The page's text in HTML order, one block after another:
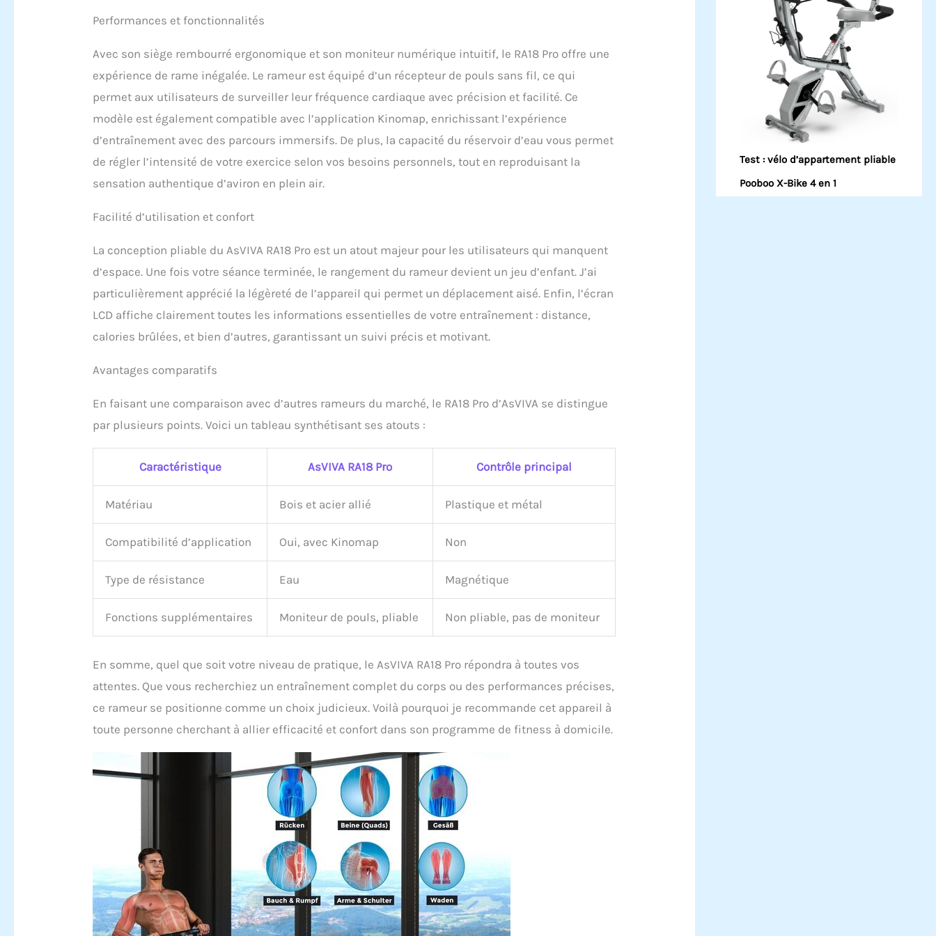
pour vous aider à développer vos muscles et à votre endurance.
Robuste, durable et de qualité supérieure - Rameur pour une
utilisation à long terme : le rameur d'eau AsVIVA RA18 est fabriqué
avec des matériaux de haute qualité qui garantissent une longue
durée de vie. Le design en bois et la construction robuste le rendent
particulièrement stable et résistant, même lors d'un entraînement
intensif à la maison. C'est le choix idéal pour une expérience de
Performances et fonctionnalités
Avec son siège rembourré ergonomique et son moniteur numérique intuitif, le RA18 Pro offre une
expérience de rame inégalée. Le rameur est équipé d’un récepteur de pouls sans fil, ce qui
permet aux utilisateurs de surveiller leur fréquence cardiaque avec précision et facilité. Ce
modèle est également compatible avec l’application Kinomap, enrichissant l’expérience
d’entraînement avec des parcours immersifs. De plus, la capacité du réservoir d’eau vous permet
de régler l’intensité de votre exercice selon vos besoins personnels, tout en reproduisant la
sensation authentique d’aviron en plein air.
Facilité d’utilisation et confort
La conception pliable du AsVIVA RA18 Pro est un atout majeur pour les utilisateurs qui manquent
d’espace. Une fois votre séance terminée, le rangement du rameur devient un jeu d’enfant. J’ai
particulièrement apprécié la légèreté de l’appareil qui permet un déplacement aisé. Enfin, l’écran
LCD affiche clairement toutes les informations essentielles de votre entraînement : distance,
calories brûlées, et bien d’autres, garantissant un suivi précis et motivant.
Avantages comparatifs
En faisant une comparaison avec d’autres rameurs du marché, le RA18 Pro d’AsVIVA se distingue
par plusieurs points. Voici un tableau synthétisant ses atouts :
Caractéristique AsVIVA RA18 Pro Contrôle principal
Matériau Bois et acier allié Plastique et métal
Compatibilité d’application Oui, avec Kinomap Non
Type de résistance Eau Magnétique
Fonctions supplémentaires Moniteur de pouls, pliable Non pliable, pas de moniteur
En somme, quel que soit votre niveau de pratique, le AsVIVA RA18 Pro répondra à toutes vos
attentes. Que vous recherchiez un entraînement complet du corps ou des performances précises,
ce rameur se positionne comme un choix judicieux. Voilà pourquoi je recommande cet appareil à
toute personne cherchant à allier efficacité et confort dans son programme de fitness à domicile.
Test : vélo d’appartement pliable
Pooboo X-Bike 4 en 1